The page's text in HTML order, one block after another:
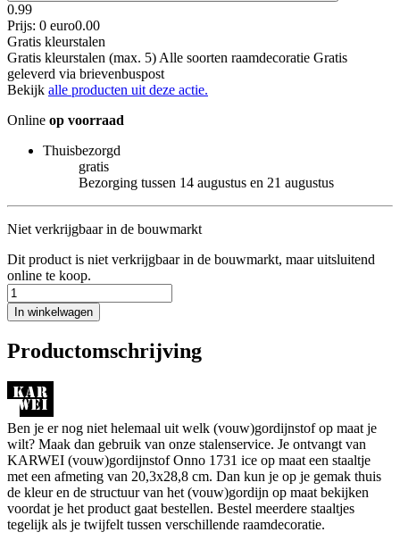
0.99
Prijs: 0 euro0.00
Gratis kleurstalen
Gratis kleurstalen (max. 5) Alle soorten raamdecoratie Gratis
geleverd via brievenbuspost
Bekijk alle producten uit deze actie.
Online op voorraad
Thuisbezorgd
gratis
Bezorging tussen 14 augustus en 21 augustus
Niet verkrijgbaar in de bouwmarkt
Dit product is niet verkrijgbaar in de bouwmarkt, maar uitsluitend
online te koop.
In winkelwagen
Productomschrijving
Ben je er nog niet helemaal uit welk (vouw)gordijnstof op maat je
wilt? Maak dan gebruik van onze stalenservice. Je ontvangt van
KARWEI (vouw)gordijnstof Onno 1731 ice op maat een staaltje
met een afmeting van 20,3x28,8 cm. Dan kun je op je gemak thuis
de kleur en de structuur van het (vouw)gordijn op maat bekijken
voordat je het product gaat bestellen. Bestel meerdere staaltjes
tegelijk als je twijfelt tussen verschillende raamdecoratie.